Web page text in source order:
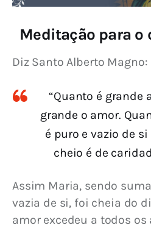
Meditação para o
Diz Santo Alberto Magno:
“Quanto é grande
grande o amor.
é puro e vazio de
cheio é de
Assim Maria, sendo
vazia de si, foi cheia do
amor excedeu a todos